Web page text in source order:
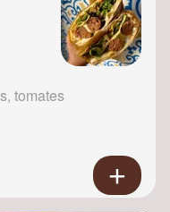
tomates